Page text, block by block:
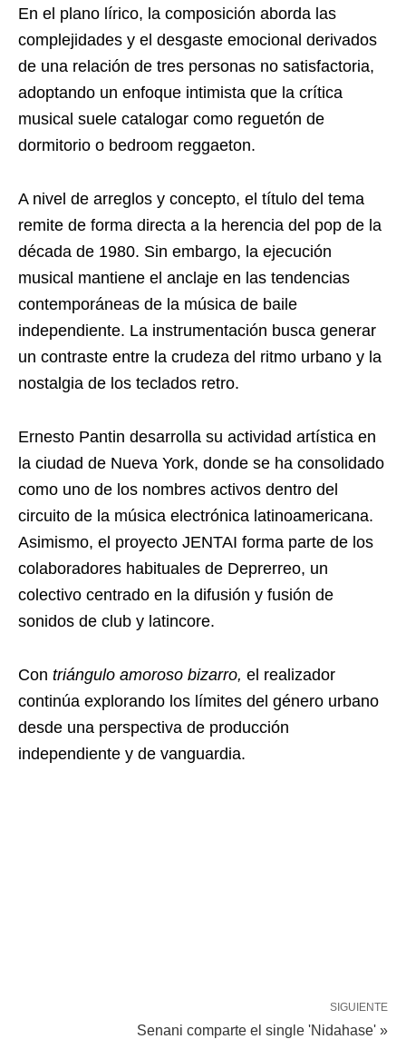
En el plano lírico, la composición aborda las
complejidades y el desgaste emocional derivados
de una relación de tres personas no satisfactoria,
adoptando un enfoque intimista que la crítica
musical suele catalogar como reguetón de
dormitorio o bedroom reggaeton.
A nivel de arreglos y concepto, el título del tema
remite de forma directa a la herencia del pop de la
década de 1980. Sin embargo, la ejecución
musical mantiene el anclaje en las tendencias
contemporáneas de la música de baile
independiente. La instrumentación busca generar
un contraste entre la crudeza del ritmo urbano y la
nostalgia de los teclados retro.
Ernesto Pantin desarrolla su actividad artística en
la ciudad de Nueva York, donde se ha consolidado
como uno de los nombres activos dentro del
circuito de la música electrónica latinoamericana.
Asimismo, el proyecto JENTAI forma parte de los
colaboradores habituales de Deprerreo, un
colectivo centrado en la difusión y fusión de
sonidos de club y latincore.
Con triángulo amoroso bizarro, el realizador
continúa explorando los límites del género urbano
desde una perspectiva de producción
independiente y de vanguardia.
SIGUIENTE
Senani comparte el single 'Nidahase' »